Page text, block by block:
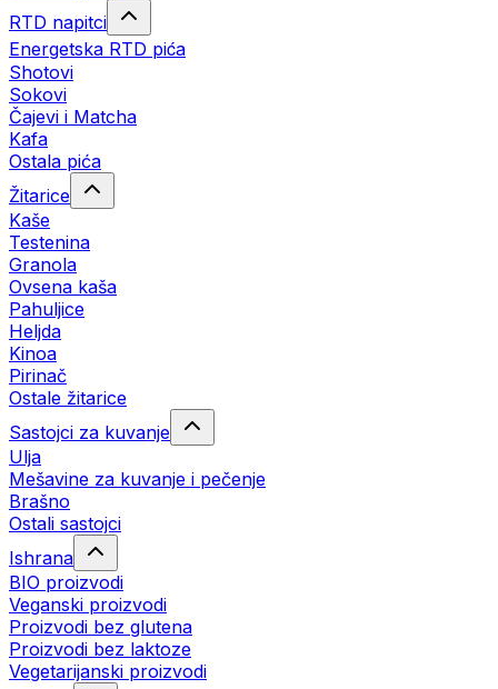
RTD napitci
Energetska RTD pića
Shotovi
Sokovi
Čajevi i Matcha
Kafa
Ostala pića
Žitarice
Kaše
Testenina
Granola
Ovsena kaša
Pahuljice
Heljda
Kinoa
Pirinač
Ostale žitarice
Sastojci za kuvanje
Ulja
Mešavine za kuvanje i pečenje
Brašno
Ostali sastojci
Ishrana
BIO proizvodi
Veganski proizvodi
Proizvodi bez glutena
Proizvodi bez laktoze
Vegetarijanski proizvodi